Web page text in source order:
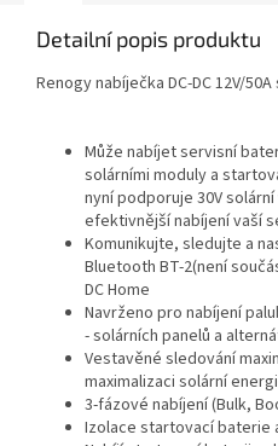
Detailní popis produktu
Renogy nabíječka DC-DC 12V/
Může nabíjet servisní
solárními moduly a
nyní podporuje 30V
efektivnější nabíjení vaší
Komunikujte, sledujte a
Bluetooth BT-2(není
DC Home
Navrženo pro nabíjení
- solárních panelů a
Vestavěné sledování
maximalizaci solární
3-fázové nabíjení (Bulk,
Izolace startovací baterie